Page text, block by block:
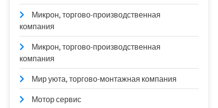
Микрон, торгово-производственная
компания
Микрон, торгово-производственная
компания
Мир уюта, торгово-монтажная компания
Мотор сервис